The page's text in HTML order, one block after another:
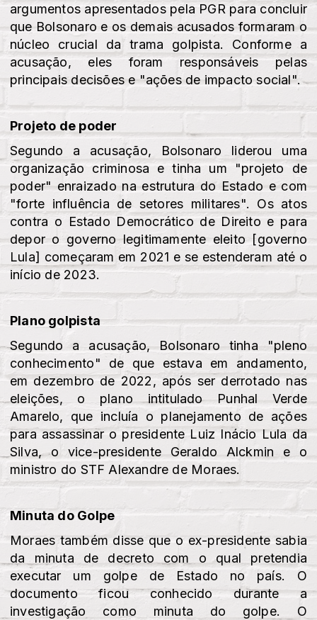
argumentos apresentados pela PGR para concluir
que Bolsonaro e os demais acusados formaram o
núcleo crucial da trama golpista. Conforme a
acusação, eles foram responsáveis pelas
principais decisões e "ações de impacto social".
Projeto de poder
Segundo a acusação, Bolsonaro liderou uma
organização criminosa e tinha um "projeto de
poder" enraizado na estrutura do Estado e com
"forte influência de setores militares". Os atos
contra o Estado Democrático de Direito e para
depor o governo legitimamente eleito [governo
Lula] começaram em 2021 e se estenderam até o
início de 2023.
Plano golpista
Segundo a acusação, Bolsonaro tinha "pleno
conhecimento" de que estava em andamento,
em dezembro de 2022, após ser derrotado nas
eleições, o plano intitulado Punhal Verde
Amarelo, que incluía o planejamento de ações
para assassinar o presidente Luiz Inácio Lula da
Silva, o vice-presidente Geraldo Alckmin e o
ministro do STF Alexandre de Moraes.
Minuta do Golpe
Moraes também disse que o ex-presidente sabia
da minuta de decreto com o qual pretendia
executar um golpe de Estado no país. O
documento ficou conhecido durante a
investigação como minuta do golpe. O